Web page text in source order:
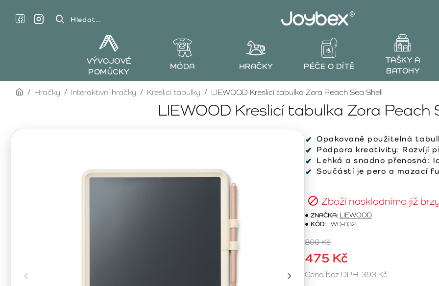
Hledat...
VÝVOJOVÉ
POMŮCKY
MÓDA HRAČKY PÉČE O DÍTĚ
TAŠKY A
BATOHY
LIEWOOD Kreslicí tabulka Zora Peach
homeHračky Interaktivní hračky Kreslicí tabulky LIEWOOD Kreslicí tabulka Zora Peach Sea Shell
Opakovaně použitelná
Podpora kreativity: Rozvíjí
Lehká a snadno přenosná:
Součástí je pero a mazací
Zboží naskladníme již brzy
ZNAČKA: LIEWOOD
KÓD: LWD-032
475 Kč
800 Kč
Cena bez DPH: 393 Kč